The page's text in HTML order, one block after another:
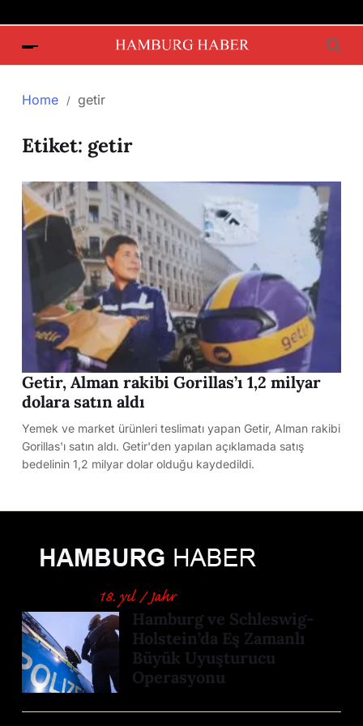
Home getir
Etiket: getir
Getir, Alman rakibi Gorillas’ı 1,2 milyar
dolara satın aldı
Yemek ve market ürünleri teslimatı yapan Getir, Alman rakibi
Gorillas'ı satın aldı. Getir'den yapılan açıklamada satış
bedelinin 1,2 milyar dolar olduğu kaydedildi.
Hamburg ve Schleswig-
Holstein’da Eş Zamanlı
Büyük Uyuşturucu
Operasyonu